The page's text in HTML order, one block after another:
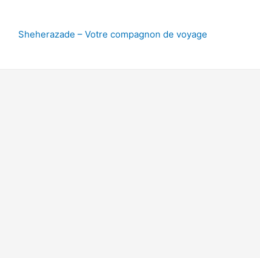
Sheherazade – Votre compagnon de voyage